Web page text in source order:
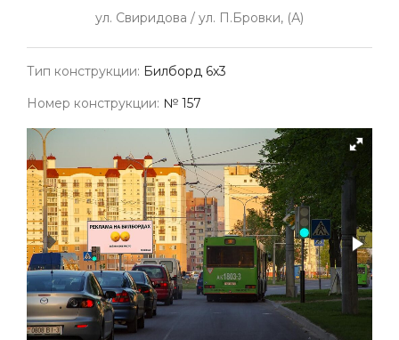
ул. Свиридова / ул. П.Бровки, (А)
Тип конструкции: Билборд 6х3
Номер конструкции: № 157